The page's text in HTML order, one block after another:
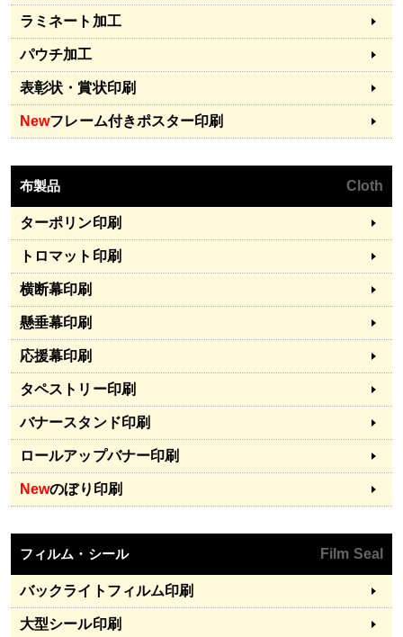
ラミネート加工
パウチ加工
表彰状・賞状印刷
Newフレーム付きポスター印刷
布製品 Cloth
ターポリン印刷
トロマット印刷
横断幕印刷
懸垂幕印刷
応援幕印刷
タペストリー印刷
バナースタンド印刷
ロールアップバナー印刷
Newのぼり印刷
フィルム・シール Film Seal
バックライトフィルム印刷
大型シール印刷